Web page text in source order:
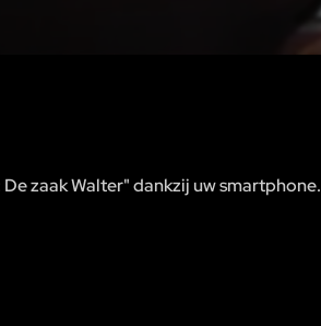
zaak Walter" dankzij uw smartphone.